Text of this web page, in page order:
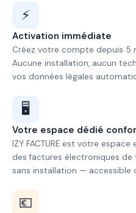
⚡
Activation immédiate
Créez votre compte depuis 5
Aucune installation, aucun
vos données légales
🖥️
Votre espace dédié
IZY FACTURE est votre
des factures électroniques de
sans installation — accessible
💶